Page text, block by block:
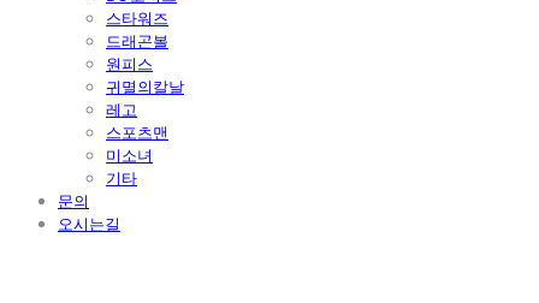
스타워즈
드래곤볼
원피스
귀멸의칼날
레고
스포츠맨
미소녀
기타
문의
오시는길